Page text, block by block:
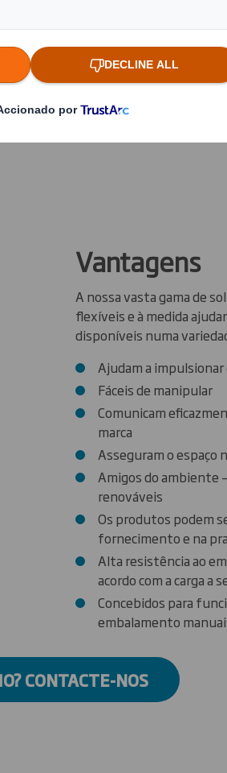
Vantagens
A nossa vasta gama de
flexíveis e à medida
disponíveis numa
Ajudam a
Fáceis de manipular
Comunicam
marca
Asseguram o espaço
Amigos do ambiente
renováveis
Os produtos podem
fornecimento e na
Alta resistência ao
acordo com a carga a
Concebidos para
embalamento
CONTACTE-NOS